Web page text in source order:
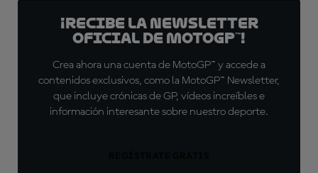
¡Recibe la Newsletter
oficial de MotoGP™!
Crea ahora una cuenta de MotoGP™ y accede a
contenidos exclusivos, como la MotoGP™ Newsletter,
que incluye crónicas de GP, vídeos increíbles e
información interesante sobre nuestro deporte.